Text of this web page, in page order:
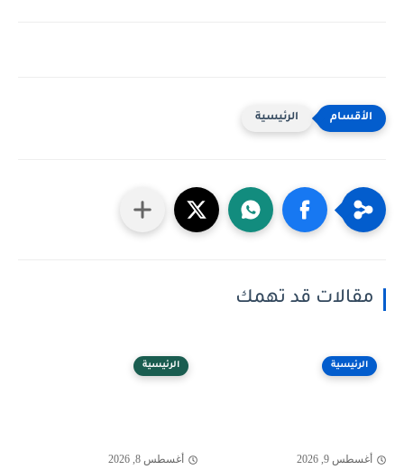
الرئيسية
مقالات قد تهمك
الرئيسية
أغسطس 9, 2026
الرئيسية
أغسطس 8, 2026